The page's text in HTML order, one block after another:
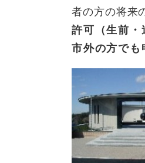
者の方の将来
許可（生前・
市外の方でも